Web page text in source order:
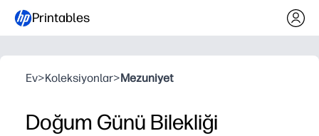
Printables
Ev>Koleksiyonlar>Mezuniyet
Doğum Günü Bilekliği